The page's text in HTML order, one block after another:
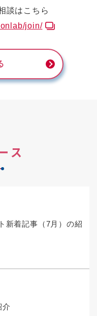
談はこちら
join/
ス
新着記事（7月）の紹
介